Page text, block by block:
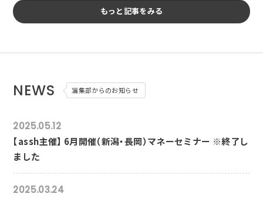
もっと記事をみる
NEWS 編集部からのお知らせ
2025.05.12
【assh主催】 6月開催（新潟・長岡）マネーセミナー ※終了し
ました
2025.03.24